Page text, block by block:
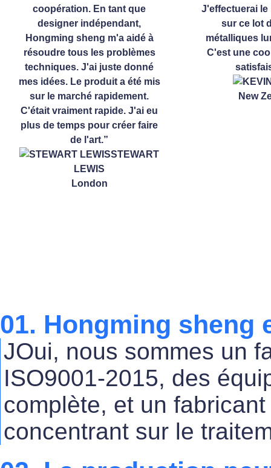
coopération. En tant que
designer indépendant,
Hongming sheng m'a aidé à
résoudre tous les problèmes
techniques. J'ai juste donné
mes idées. Le produit a été mis
sur le marché rapidement.
C'était vraiment rapide. J'ai eu
plus de temps pour créer faire
de l'art.”
STEWART LEWIS
London
J'effectuerai le
sur ce lot
métalliques
C'est une
01. Hongming sheng
JOui, nous sommes un
ISO9001-2015, des
complète, et un
concentrant sur le